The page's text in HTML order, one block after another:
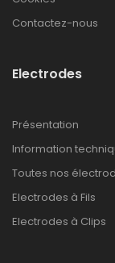
Contactez-nous
Electrodes
Présentation
Information
Toutes nos
Electrodes à Fils
Electrodes à Clips